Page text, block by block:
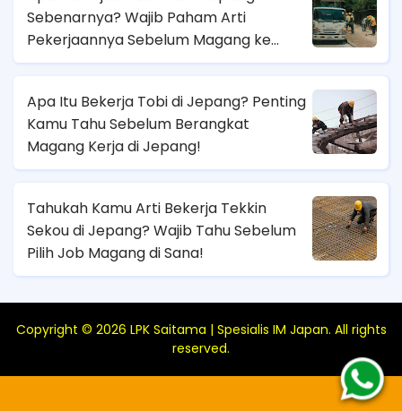
Sebenarnya? Wajib Paham Arti
Pekerjaannya Sebelum Magang ke
Sana!
Apa Itu Bekerja Tobi di Jepang? Penting
Kamu Tahu Sebelum Berangkat
Magang Kerja di Jepang!
Tahukah Kamu Arti Bekerja Tekkin
Sekou di Jepang? Wajib Tahu Sebelum
Pilih Job Magang di Sana!
Copyright © 2026 LPK Saitama | Spesialis IM Japan. All rights
reserved.